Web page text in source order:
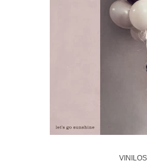
VINILOS